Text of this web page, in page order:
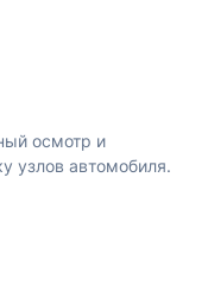
осмотр и
узлов автомобиля.